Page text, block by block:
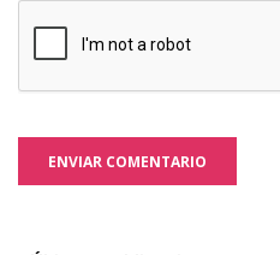
ENVIAR COMENTARIO